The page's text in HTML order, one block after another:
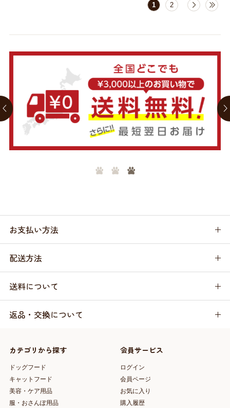
1 2
お支払い方法
配送方法
送料について
返品・交換について
カテゴリから探す
ドッグフード
キャットフード
美容・ケア用品
服・おさんぽ用品
会員サービス
ログイン
会員ページ
お気に入り
購入履歴